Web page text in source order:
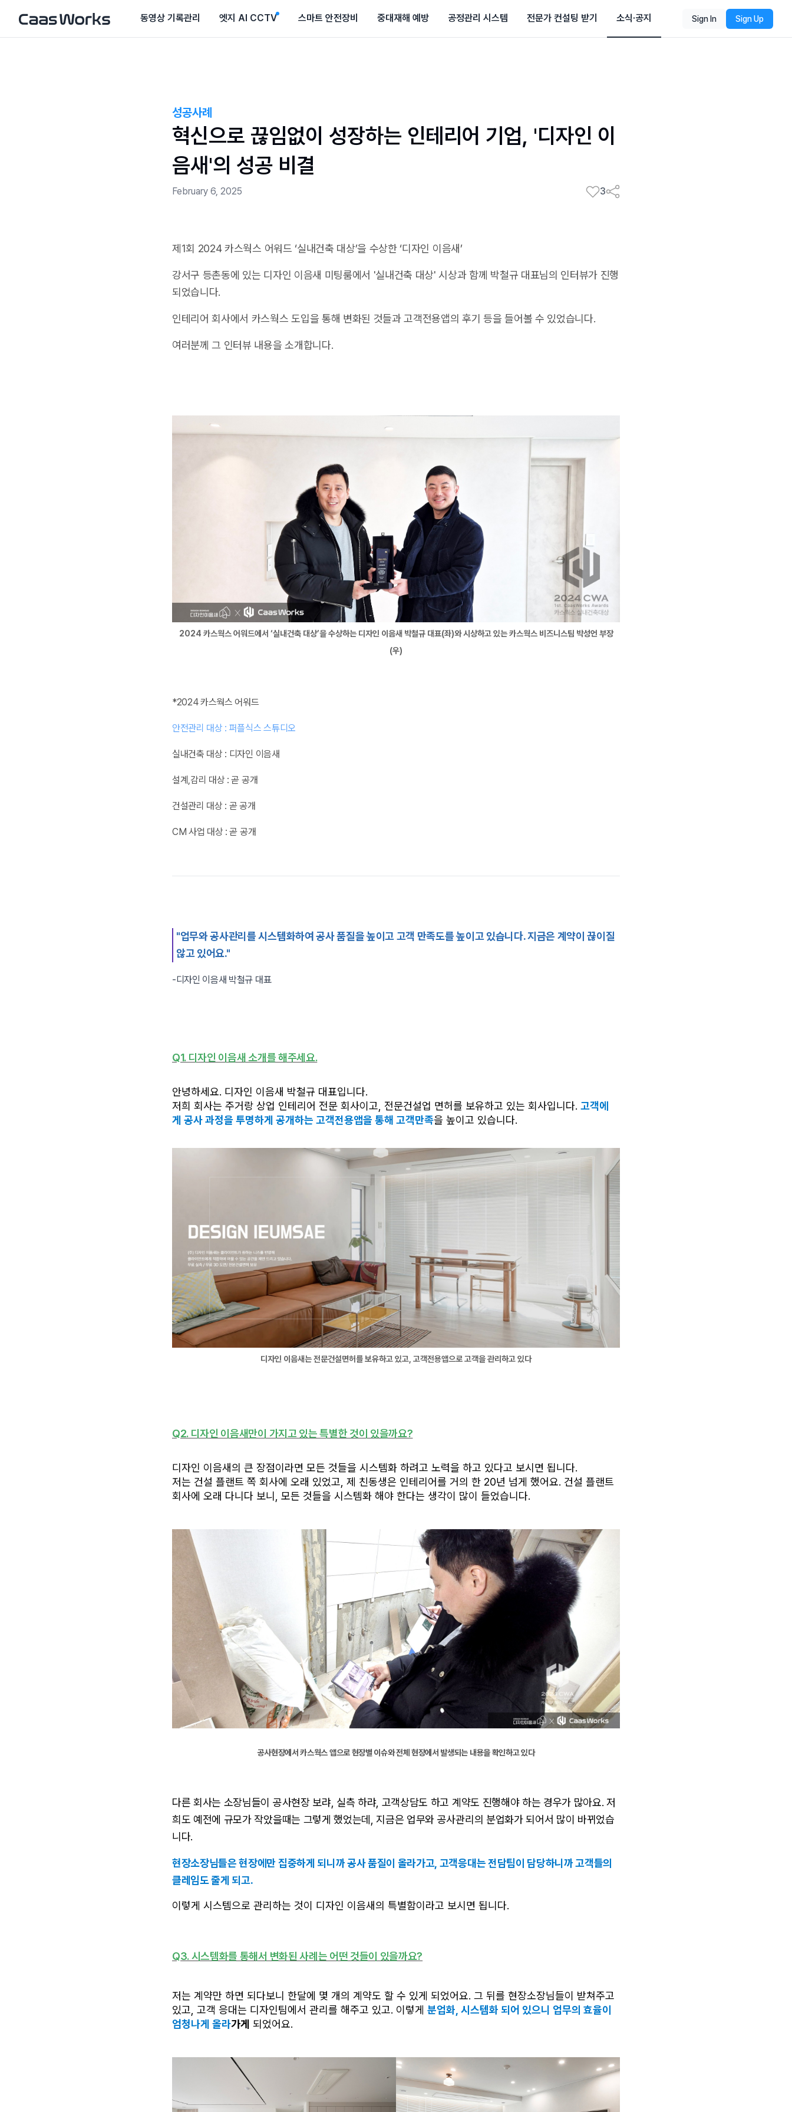
동영상 기록관리 엣지 AI CCTV 스마트 안전장비 중대재해 예방 공정관리 시스템 전문가 컨설팅 받기 소식·공지 Sign In Sign Up
성공사례
혁신으로 끊임없이 성장하는 인테리어 기업, '디자인 이
음새'의 성공 비결
February 6, 2025 3
제1회 2024 카스웍스 어워드 ‘실내건축 대상’을 수상한 ‘디자인 이음새’
강서구 등촌동에 있는 디자인 이음새 미팅룸에서 '실내건축 대상' 시상과 함께 박철규 대표님의 인터뷰가 진행
되었습니다.
인테리어 회사에서 카스웍스 도입을 통해 변화된 것들과 고객전용앱의 후기 등을 들어볼 수 있었습니다.
여러분께 그 인터뷰 내용을 소개합니다.
2024 카스웍스 어워드에서 ‘실내건축 대상’을 수상하는 디자인 이음새 박철규 대표(좌)와 시상하고 있는 카스웍스 비즈니스팀 박성언 부장
(우)
*2024 카스웍스 어워드
안전관리 대상 : 퍼플식스 스튜디오
실내건축 대상 : 디자인 이음새
설계,감리 대상 : 곧 공개
건설관리 대상 : 곧 공개
CM 사업 대상 :곧 공개
"업무와 공사관리를 시스템화하여 공사 품질을 높이고 고객 만족도를 높이고 있습니다.지금은 계약이 끊이질
않고 있어요."
-디자인 이음새 박철규 대표
Q1. 디자인 이음새 소개를 해주세요.
안녕하세요. 디자인 이음새 박철규 대표입니다.
저희 회사는 주거랑 상업 인테리어 전문 회사이고, 전문건설업 면허를 보유하고 있는 회사입니다. 고객에
게 공사 과정을 투명하게 공개하는 고객전용앱을 통해 고객만족을 높이고 있습니다.
디자인 이음새는 전문건설면허를 보유하고 있고, 고객전용앱으로 고객을 관리하고 있다
Q2. 디자인 이음새만이 가지고 있는 특별한 것이 있을까요?
디자인 이음새의 큰 장점이라면 모든 것들을 시스템화 하려고 노력을 하고 있다고 보시면 됩니다.
저는 건설 플랜트 쪽 회사에 오래 있었고, 제 친동생은 인테리어를 거의 한 20년 넘게 했어요. 건설 플랜트
회사에 오래 다니다 보니, 모든 것들을 시스템화 해야 한다는 생각이 많이 들었습니다.
공사현장에서 카스웍스 앱으로 현장별 이슈와 전체 현장에서 발생되는 내용을 확인하고 있다
다른 회사는 소장님들이 공사현장 보랴, 실측 하랴, 고객상담도 하고 계약도 진행해야 하는 경우가 많아요. 저
희도 예전에 규모가 작았을때는 그렇게 했었는데, 지금은 업무와 공사관리의 분업화가 되어서 많이 바뀌었습
니다.
현장소장님들은 현장에만 집중하게 되니까 공사 품질이 올라가고, 고객응대는 전담팀이 담당하니까 고객들의
클레임도 줄게 되고.
이렇게 시스템으로 관리하는 것이 디자인 이음새의 특별함이라고 보시면 됩니다.
Q3. 시스템화를 통해서 변화된 사례는 어떤 것들이 있을까요?
저는 계약만 하면 되다보니 한달에 몇 개의 계약도 할 수 있게 되었어요. 그 뒤를 현장소장님들이 받쳐주고
있고, 고객 응대는 디자인팀에서 관리를 해주고 있고. 이렇게 분업화, 시스템화 되어 있으니 업무의 효율이
엄청나게 올라가게 되었어요.